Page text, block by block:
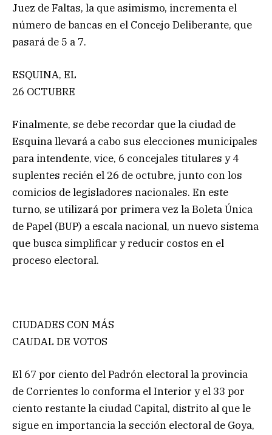
Juez de Faltas, la que asimismo, incrementa el
número de bancas en el Concejo Deliberante, que
pasará de 5 a 7.
ESQUINA, EL
26 OCTUBRE
Finalmente, se debe recordar que la ciudad de
Esquina llevará a cabo sus elecciones municipales
para intendente, vice, 6 concejales titulares y 4
suplentes recién el 26 de octubre, junto con los
comicios de legisladores nacionales. En este
turno, se utilizará por primera vez la Boleta Única
de Papel (BUP) a escala nacional, un nuevo sistema
que busca simplificar y reducir costos en el
proceso electoral.
CIUDADES CON MÁS
CAUDAL DE VOTOS
El 67 por ciento del Padrón electoral la provincia
de Corrientes lo conforma el Interior y el 33 por
ciento restante la ciudad Capital, distrito al que le
sigue en importancia la sección electoral de Goya,